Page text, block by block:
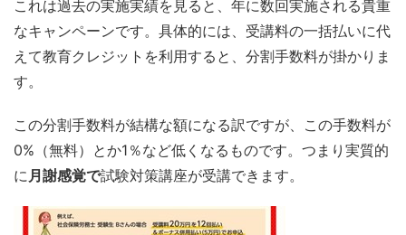
これは過去の実施実績を見ると、年に数回実施される貴重
なキャンペーンです。具体的には、受講料の一括払いに代
えて教育クレジットを利用すると、分割手数料が掛かりま
す。
この分割手数料が結構な額になる訳ですが、この手数料が
0%（無料）とか1％など低くなるものです。つまり実質的
に月謝感覚で試験対策講座が受講できます。